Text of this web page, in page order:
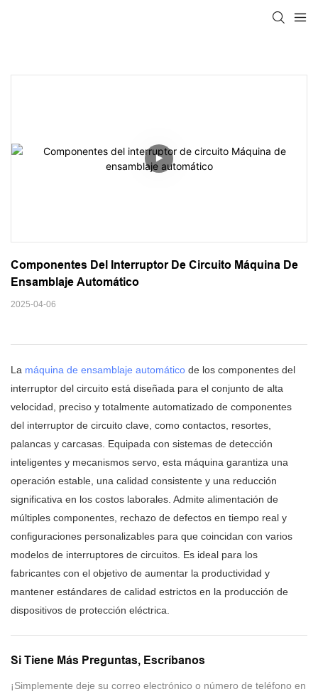
Componentes Del Interruptor De Circuito Máquina De
Ensamblaje Automático
2025-04-06
La máquina de ensamblaje automático de los componentes del
interruptor del circuito está diseñada para el conjunto de alta
velocidad, preciso y totalmente automatizado de componentes
del interruptor de circuito clave, como contactos, resortes,
palancas y carcasas. Equipada con sistemas de detección
inteligentes y mecanismos servo, esta máquina garantiza una
operación estable, una calidad consistente y una reducción
significativa en los costos laborales. Admite alimentación de
múltiples componentes, rechazo de defectos en tiempo real y
configuraciones personalizables para que coincidan con varios
modelos de interruptores de circuitos. Es ideal para los
fabricantes con el objetivo de aumentar la productividad y
mantener estándares de calidad estrictos en la producción de
dispositivos de protección eléctrica.
Si Tiene Más Preguntas, Escríbanos
¡Simplemente deje su correo electrónico o número de teléfono en